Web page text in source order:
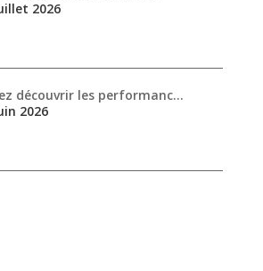
2026
découvrir les performanc…
2026